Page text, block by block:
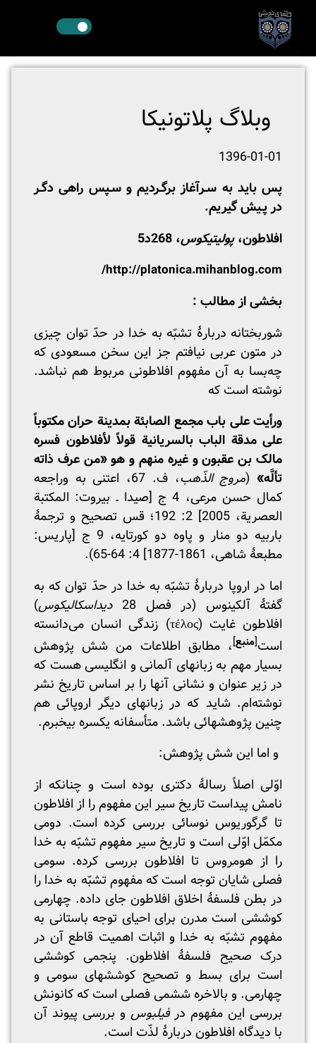
وبلاگ پلاتونیکا
1396-01-01
پس باید به سـرآغاز برگـردیم و سـپس راهی دگـر
در پـیش گیریم.
افلاطون،پولیتیکوس، 268د5
http://platonica.mihanblog.com/
بخشی از مطالب :
شوربختانه دربارۀ تشبّه به خدا در حدّ توان چیزی
در متون عربی نیافتم جز این سخن مسعودی که
چه‌بسا به آن مفهوم افلاطونی مربوط هم نباشد.
نوشته است که
ورأیت علی باب مجمع الصابئة بمدینة حران مکتوباً
علی مدقة الباب بالسریانیة قولاً لأفلاطون فسره
مالک بن عقبون و غیره منهم و هو «من عرف ذاته
تألَّه» (مروج الذّهب
، ف. 67، اعتنی به وراجعه
کمال حسن مرعی، 4 ج [صیدا ـ بیروت: المکتبة
العصریة، 2005] 2: 192؛ قس تصحیح و ترجمۀ
باربیه دو منار و پاوه دو کورتایه، 9 ج [پاریس:
مطبعۀ شاهی، 1861-1877] 4: 64-65).
اما در اروپا دربارۀ تشبّه به خدا در حدّ توان که به
گفتۀ آلکینوس (در فصل 28
دیداسکالیکوس)
افلاطون غایت (τέλος) زندگی انسان می‌دانسته
است[منبع]، مطابق اطلاعات من شش پژوهش
بسیار مهم به زبانهای آلمانی و انگلیسی هست که
در زیر عنوان و نشانی آنها را بر اساس تاریخ نشر
نوشته‌ام. شاید که در زبانهای دیگر اروپائی هم
چنین پژوهشهائی باشد. متأسفانه یکسره بیخبرم.
و اما این شش پژوهش:
اوّلی اصلاً رسالۀ دکتری بوده است و چنانکه از
نامش پیداست تاریخ سیر این مفهوم را از افلاطون
تا گرگوریوس نوسائی بررسی کرده است. دومی
مکمّل اوّلی است و تاریخ سیر مفهوم تشبّه به خدا
را از هومروس تا افلاطون بررسی کرده. سومی
فصلی شایان توجه است که مفهوم تشبّه به خدا را
در بطن فلسفۀ اخلاق افلاطون جای داده. چهارمی
کوششی است مدرن برای احیای توجه باستانی به
مفهوم تشبّه به خدا و اثبات اهمیت قاطع آن در
درک صحیح فلسفۀ افلاطون. پنجمی کوششی
است برای بسط و تصحیح کوششهای سومی و
چهارمی. و بالاخره ششمی فصلی است که کانونش
بررسی این مفهوم درفیلبوس و بررسی پیوند آن
با دیدگاه افلاطون دربارۀ لذّت است.